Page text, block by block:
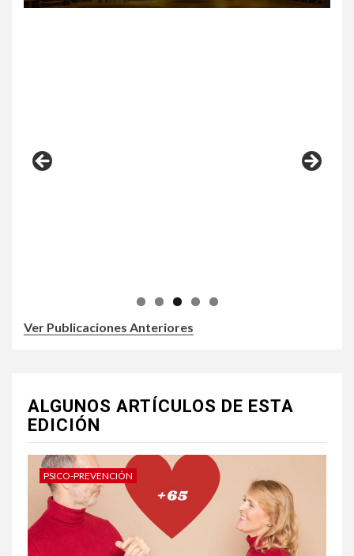
Ver Publicaciones Anteriores
ALGUNOS ARTÍCULOS DE ESTA
EDICIÓN
PSICO-PREVENCIÓN